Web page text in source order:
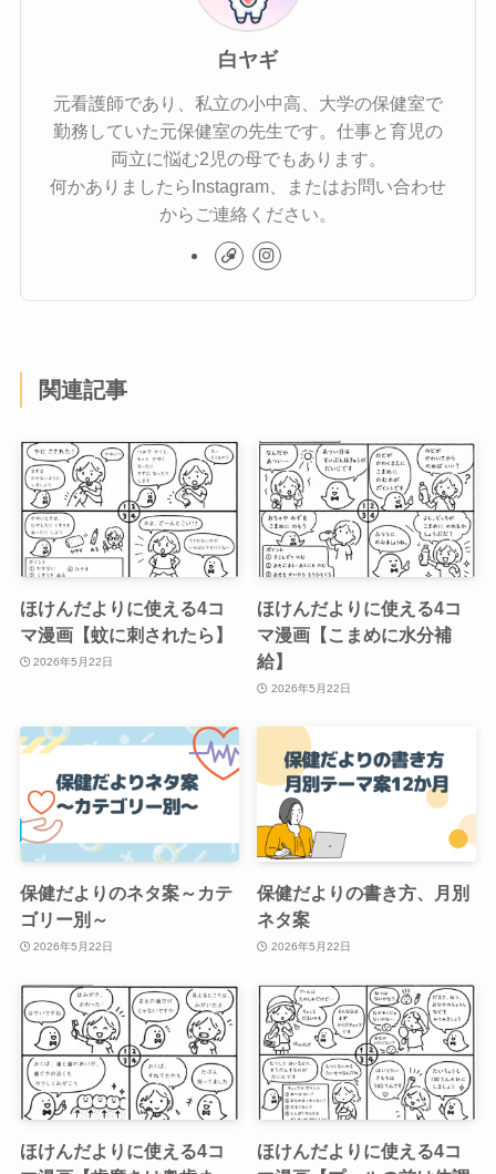
白ヤギ
元看護師であり、私立の小中高、大学の保健室で
勤務していた元保健室の先生です。仕事と育児の
両立に悩む2児の母でもあります。
何かありましたらInstagram、またはお問い合わせ
からご連絡ください。
関連記事
ほけんだよりに使える4コ
マ漫画【蚊に刺されたら】
2026年5月22日
ほけんだよりに使える4コ
マ漫画【こまめに水分補
給】
2026年5月22日
保健だよりのネタ案～カテ
ゴリー別～
2026年5月22日
保健だよりの書き方、月別
ネタ案
2026年5月22日
ほけんだよりに使える4コ
ほけんだよりに使える4コ